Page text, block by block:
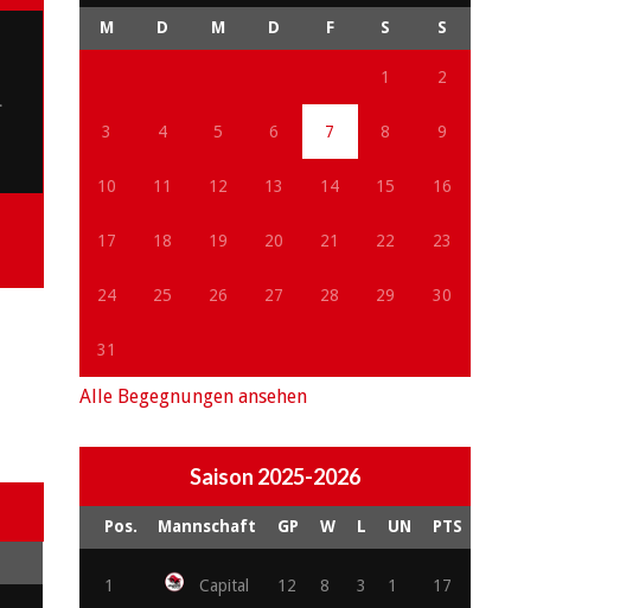
M D M D F S S
1 2
3 4 5 6 7 8 9
10 11 12 13 14 15 16
17 18 19 20 21 22 23
24 25 26 27 28 29 30
31
Alle Begegnungen ansehen
Saison 2025-2026
Pos. Mannschaft GP W L UN PTS
1
Capital
12 8 3 1 17